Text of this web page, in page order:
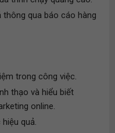
qua báo cáo hàng
trong công việc.
thạo và hiểu biết
online.
quả.